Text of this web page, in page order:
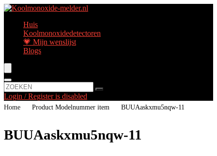
Huis
Koolmonoxidedetectoren
💗 Mijn wenslijst
Blogs
Login / Register is disabled
Home Product Modelnummer item ‎BUUAaskxmu5nqw-11
‎BUUAaskxmu5nqw-11